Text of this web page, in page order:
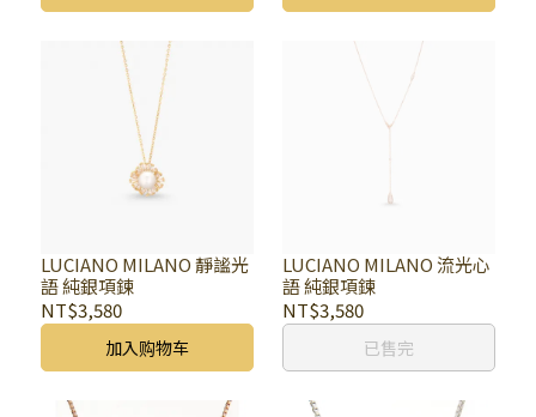
LUCIANO MILANO 靜謐光
語 純銀項鍊
NT$3,580
加入购物车
LUCIANO MILANO 流光心
語 純銀項鍊
NT$3,580
已售完